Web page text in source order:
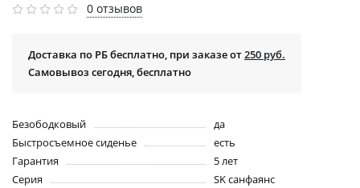
0 отзывов
Доставка по РБ бесплатно, при заказе от250 руб.
Самовывоз сегодня, бесплатно
Безободковый
да
Быстросъемное сиденье
есть
Гарантия
5 лет
Серия
SK санфаянс